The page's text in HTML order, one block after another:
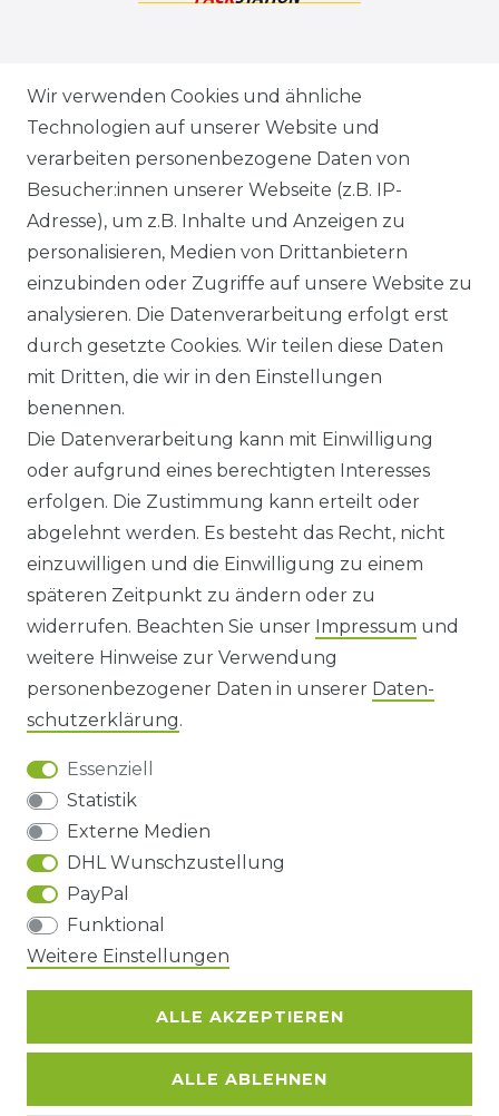
VERSANDARTEN & -KOSTEN
GEWERBETREIBENDE?
HILFE
KONTAKT
ANFAHRT
WIDERRUFS­FORMULAR
HINWEISE ZUR BATTERIEENTSORGUNG
IMPRESSUM
AGB UND KUNDENINFORMATIONEN
DATENSCHUTZERKLÄRUNG
BARRIEREFREIHEIT
Impressum Daten­schutz­erklärung
Barrierefreiheitserklärung
VERTRAG WIDERRUFEN Kontakt
Wir verwenden Cookies und ähnliche
Technologien auf unserer Website und
verarbeiten personenbezogene Daten von
Besucher:innen unserer Webseite (z.B. IP-
Adresse), um z.B. Inhalte und Anzeigen zu
personalisieren, Medien von Drittanbietern
einzubinden oder Zugriffe auf unsere Website zu
analysieren. Die Datenverarbeitung erfolgt erst
durch gesetzte Cookies. Wir teilen diese Daten
mit Dritten, die wir in den Einstellungen
benennen.
Die Datenverarbeitung kann mit Einwilligung
oder aufgrund eines berechtigten Interesses
erfolgen. Die Zustimmung kann erteilt oder
abgelehnt werden. Es besteht das Recht, nicht
einzuwilligen und die Einwilligung zu einem
späteren Zeitpunkt zu ändern oder zu
widerrufen. Beachten Sie unser Impressum und
weitere Hinweise zur Verwendung
personenbezogener Daten in unserer Daten­
schutz­erklärung.
Essenziell
Statistik
Externe Medien
DHL Wunschzustellung
PayPal
Funktional
Weitere Einstellungen
ALLE AKZEPTIEREN
ALLE ABLEHNEN